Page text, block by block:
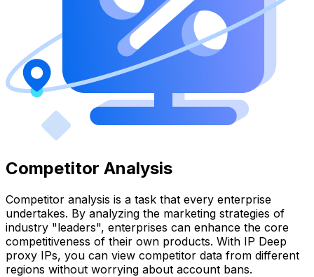
Competitor Analysis
Competitor analysis is a task that every enterprise
undertakes. By analyzing the marketing strategies of
industry "leaders", enterprises can enhance the core
competitiveness of their own products. With IP Deep
proxy IPs, you can view competitor data from different
regions without worrying about account bans.